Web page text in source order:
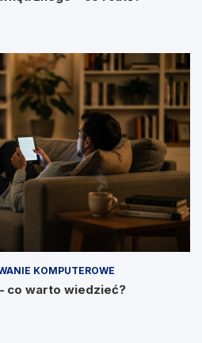
KOMPUTEROWE
co warto wiedzieć?